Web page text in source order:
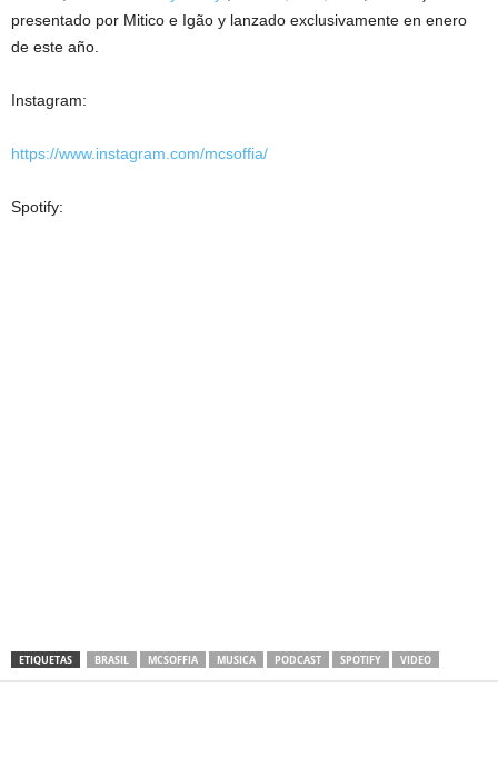
presentado por Mitico e Igão y lanzado exclusivamente en enero
de este año.
Instagram:
https://www.instagram.com/mcsoffia/
Spotify:
ETIQUETAS BRASIL MCSOFFIA MUSICA PODCAST SPOTIFY VIDEO